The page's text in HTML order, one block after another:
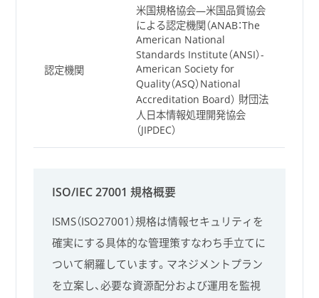
認定機関
米国規格協会―米国品質協会
による認定機関（ANAB：The
American National
Standards Institute（ANSI）-
American Society for
Quality（ASQ）National
Accreditation Board） 財団法
人日本情報処理開発協会
（JIPDEC）
ISO/IEC 27001 規格概要
ISMS（ISO27001）規格は情報セキュリティを
確実にする具体的な管理策すなわち手立てに
ついて網羅しています。マネジメントプラン
を立案し、必要な資源配分および運用を監視